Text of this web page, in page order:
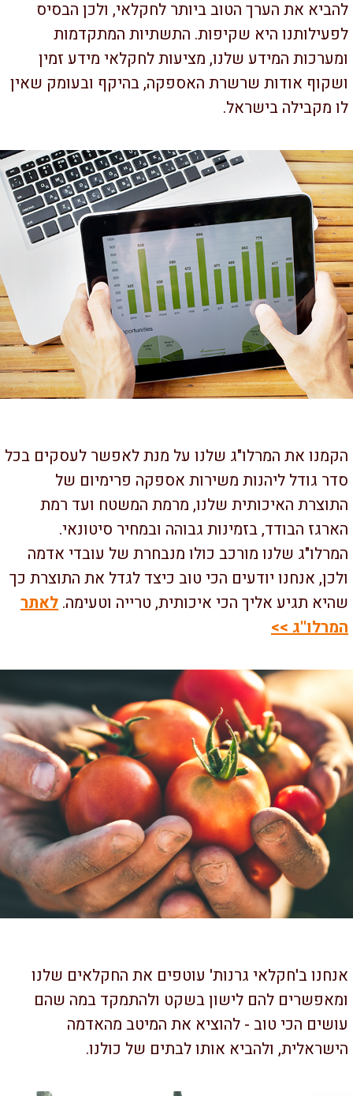
את הערך הטוב ביותר לחקלאי, ולכן הבסיס
היא שקיפות. התשתיות המתקדמות
המידע שלנו, מציעות לחקלאי מידע זמין
אודות שרשרת האספקה, בהיקף ובעומק שאין
מקבילה בישראל.
את המרלו"ג שלנו על מנת לאפשר לעסקים בכל
גודל ליהנות משירות אספקה פרימיום של
האיכותית שלנו, מרמת המשטח ועד רמת
הבודד, בזמינות גבוהה ובמחיר סיטונאי.
שלנו מורכב כולו מנבחרת של עובדי אדמה
אנחנו יודעים הכי טוב כיצד לגדל את התוצרת כך
תגיע אליך הכי איכותית, טרייה וטעימה.לאתר
>>
ב'חקלאי גרנות'עוטפים את החקלאים שלנו
ל הםלישון בשקט ולהתמקד במה שהם
הכי טוב - להוציא את המיטב מהאדמה
,ולהביא אותו לבתים של כו לנו.